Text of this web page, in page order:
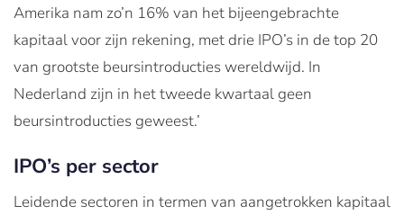
Amerika nam zo’n 16% van het bijeengebrachte
kapitaal voor zijn rekening, met drie IPO’s in de top 20
van grootste beursintroducties wereldwijd. In
Nederland zijn in het tweede kwartaal geen
beursintroducties geweest.’
IPO’s per sector
Leidende sectoren in termen van aangetrokken kapitaal